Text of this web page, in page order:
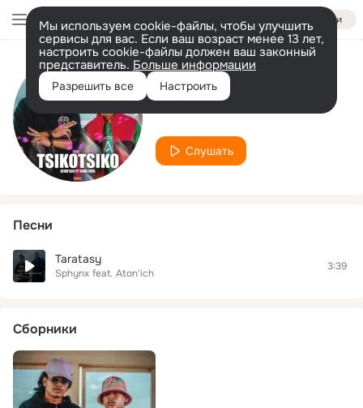
Войти
Мы используем cookie-файлы, чтобы улучшить
сервисы для вас. Если ваш возраст менее 13 лет,
настроить cookie-файлы должен ваш законный
представитель. Больше информации
Разрешить все Настроить
Исполнитель
Aton'ich
Слушать
Песни
Taratasy
Sphynx feat. Aton'ich
3:39
Сборники